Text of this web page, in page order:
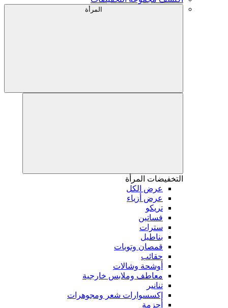
المرأة
التخفيضات المرأة
عرض الكل
عرض أزياء
تريكو
فساتين
سترات
بناطيل
قمصان وتوبات
حقائب
أوشحة وشالات
معاطف وملابس خارجية
تنانير
إكسسوارات شعر ومجوهرات
أحزمة